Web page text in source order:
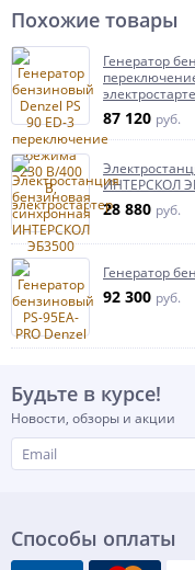
Похожие товары
Генератор
87 120 руб.
ИНТЕРСКОЛ
28 880 руб.
Генератор
92 300 руб.
Будьте в курсе!
Новости, обзоры и акции
Способы оплаты